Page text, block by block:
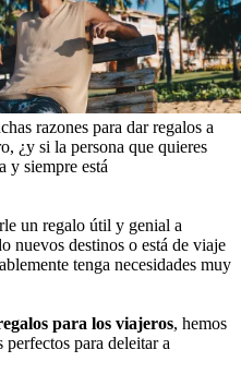
razones para dar regalos a
¿y si la persona que quieres
y siempre está
un regalo útil y genial a
nuevos destinos o está de viaje
tenga necesidades muy
para los viajeros, hemos
para deleitar a